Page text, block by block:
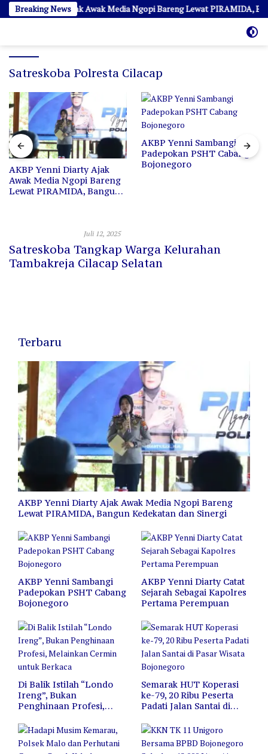
Langsung
ke
Breaking News
Yenni Diarty Ajak Awak Media Ngopi Bareng Lewat PIRAMIDA,
Satreskoba Polresta Cilacap
AKBP Yenni Diarty Ajak
Awak Media Ngopi Bareng
Lewat PIRAMIDA, Bangun
AKBP Yenni Sambangi
Padepokan PSHT Cabang
Bojonegoro
Juli 12, 2025
Satreskoba Tangkap Warga Kelurahan
Tambakreja Cilacap Selatan
Terbaru
AKBP Yenni Diarty Ajak Awak Media Ngopi Bareng
Lewat PIRAMIDA, Bangun Kedekatan dan Sinergi
AKBP Yenni Sambangi
Padepokan PSHT Cabang
Bojonegoro
AKBP Yenni Diarty Catat
Sejarah Sebagai Kapolres
Pertama Perempuan
Di Balik Istilah “Londo
Ireng”, Bukan
Penghinaan Profesi,
Berkaca
Semarak HUT Koperasi
ke-79, 20 Ribu Peserta
Padati Jalan Santai di